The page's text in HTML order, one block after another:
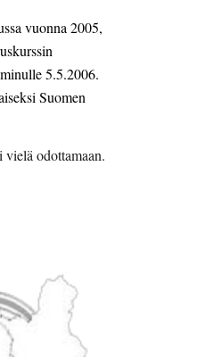
vuonna 2005,
Suomen
odottamaan.